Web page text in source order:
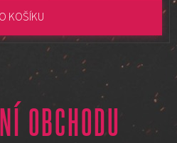
Měrná cena:
KOŠÍKU
OBCHODU